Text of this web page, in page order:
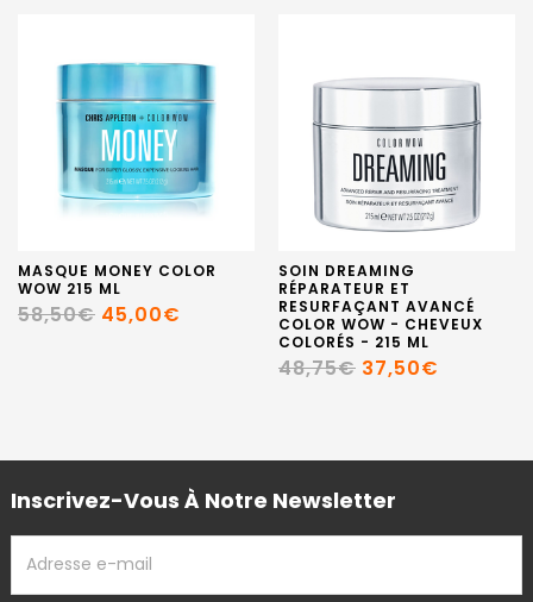
MASQUE MONEY COLOR
WOW 215 ML
58,50€ 45,00€
SOIN DREAMING
RÉPARATEUR ET
RESURFAÇANT AVANCÉ
COLOR WOW - CHEVEUX
COLORÉS - 215 ML
48,75€ 37,50€
Inscrivez-Vous À Notre Newsletter
EMAIL